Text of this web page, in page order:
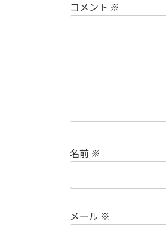
コメント ※
名前 ※
メール ※